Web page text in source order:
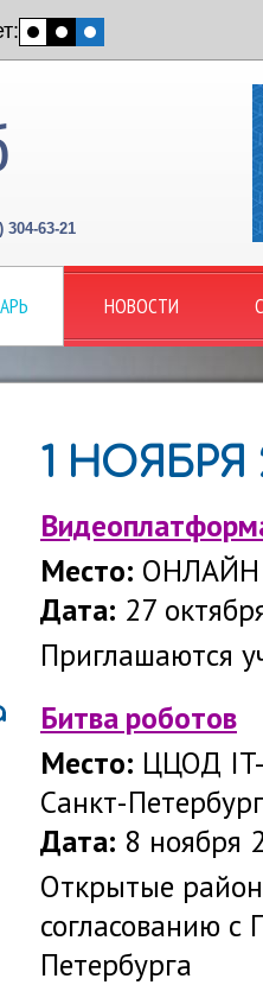
304-63-21
НОВОСТИ
1 НОЯБРЯ
Место: ОНЛАЙН
Дата: 27
Приглашаются
Битва роботов
Место: ЦЦОД
Санкт-
Дата: 8 ноября
Открытые
согласованию
Петербурга